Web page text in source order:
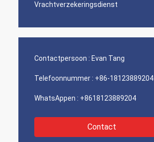
Vrachtverzekeringsdienst
Contactpersoon : Evan Tang
Telefoonnummer : +86-18123889204
WhatsAppen : +8618123889204
Contact